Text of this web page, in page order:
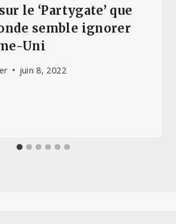
le ‘Partygate’ que
semble ignorer
Uni
juin 8, 2022